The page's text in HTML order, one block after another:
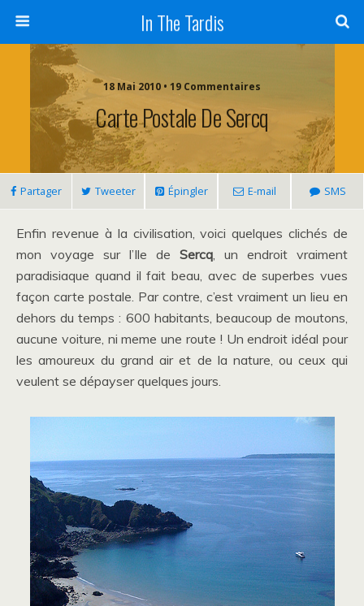
In The Tardis
18 Mai 2010 • 19 Commentaires
Carte Postale De Sercq
Partager Tweeter Épingler E-mail SMS
Enfin revenue à la civilisation, voici quelques clichés de
mon voyage sur l’Ile de Sercq, un endroit vraiment
paradisiaque quand il fait beau, avec de superbes vues
façon carte postale. Par contre, c’est vraiment un lieu en
dehors du temps : 600 habitants, beaucoup de moutons,
aucune voiture, ni meme une route ! Un endroit idéal pour
les amoureux du grand air et de la nature, ou ceux qui
veulent se dépayser quelques jours.